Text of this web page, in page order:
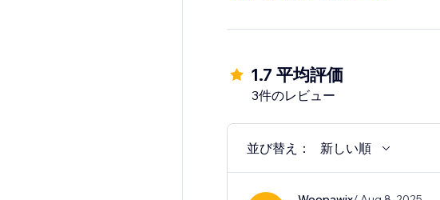
1.7 平均評価
3件のレビュー
並び替え： 新しい順